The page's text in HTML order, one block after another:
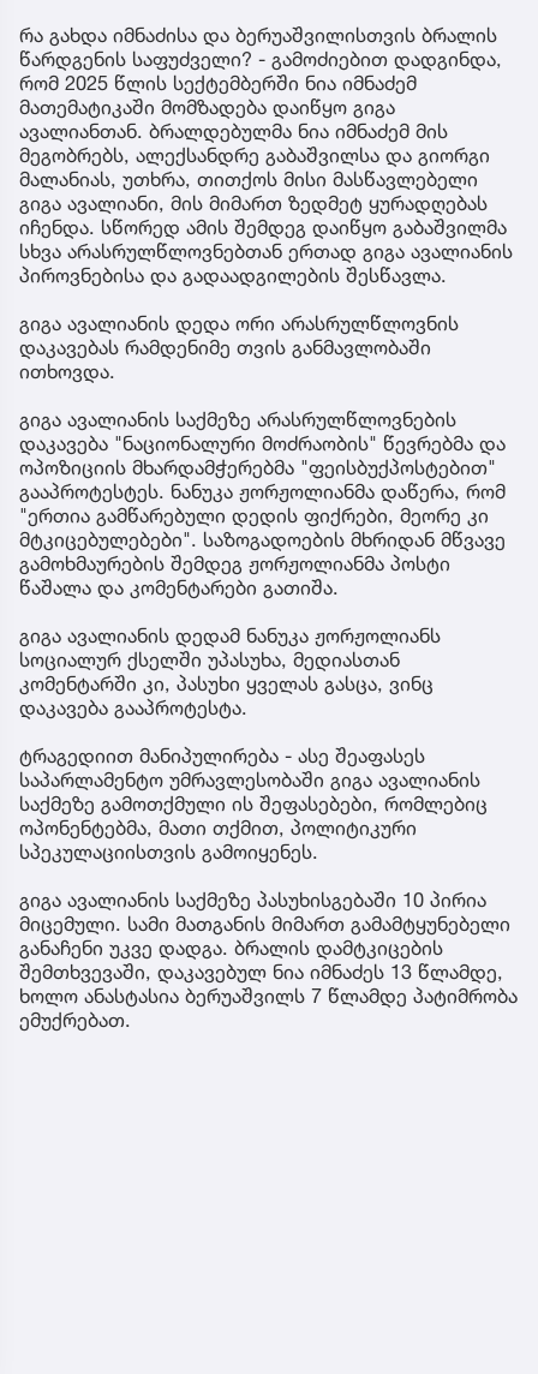
რა გახდა იმნაძისა და ბერუაშვილისთვის ბრალის
წარდგენის საფუძველი? - გამოძიებით დადგინდა,
რომ 2025 წლის სექტემბერში ნია იმნაძემ
მათემატიკაში მომზადება დაიწყო გიგა
ავალიანთან. ბრალდებულმა ნია იმნაძემ მის
მეგობრებს, ალექსანდრე გაბაშვილსა და გიორგი
მალანიას, უთხრა, თითქოს მისი მასწავლებელი
გიგა ავალიანი, მის მიმართ ზედმეტ ყურადღებას
იჩენდა. სწორედ ამის შემდეგ დაიწყო გაბაშვილმა
სხვა არასრულწლოვნებთან ერთად გიგა ავალიანის
პიროვნებისა და გადაადგილების შესწავლა.
გიგა ავალიანის დედა ორი არასრულწლოვნის
დაკავებას რამდენიმე თვის განმავლობაში
ითხოვდა.
გიგა ავალიანის საქმეზე არასრულწლოვნების
დაკავება "ნაციონალური მოძრაობის" წევრებმა და
ოპოზიციის მხარდამჭერებმა "ფეისბუქპოსტებით"
გააპროტესტეს. ნანუკა ჟორჟოლიანმა დაწერა, რომ
"ერთია გამწარებული დედის ფიქრები, მეორე კი
მტკიცებულებები". საზოგადოების მხრიდან მწვავე
გამოხმაურების შემდეგ ჟორჟოლიანმა პოსტი
წაშალა და კომენტარები გათიშა.
გიგა ავალიანის დედამ ნანუკა ჟორჟოლიანს
სოციალურ ქსელში უპასუხა, მედიასთან
კომენტარში კი, პასუხი ყველას გასცა, ვინც
დაკავება გააპროტესტა.
ტრაგედიით მანიპულირება - ასე შეაფასეს
საპარლამენტო უმრავლესობაში გიგა ავალიანის
საქმეზე გამოთქმული ის შეფასებები, რომლებიც
ოპონენტებმა, მათი თქმით, პოლიტიკური
სპეკულაციისთვის გამოიყენეს.
გიგა ავალიანის საქმეზე პასუხისგებაში 10 პირია
მიცემული. სამი მათგანის მიმართ გამამტყუნებელი
განაჩენი უკვე დადგა. ბრალის დამტკიცების
შემთხვევაში, დაკავებულ ნია იმნაძეს 13 წლამდე,
ხოლო ანასტასია ბერუაშვილს 7 წლამდე პატიმრობა
ემუქრებათ.